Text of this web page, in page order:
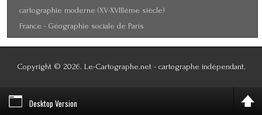
cartographie moderne (XV-XVIIIème siècle)
France - Géographie sociale de Paris
Copyright © 2026. Le-Cartographe.net - cartographe indépendant.
Desktop Version